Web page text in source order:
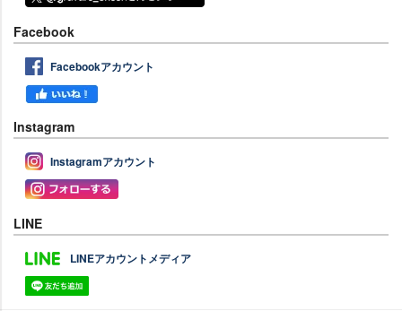
Facebook
Facebookアカウント
Instagram
Instagramアカウント
LINE
LINEアカウントメディア